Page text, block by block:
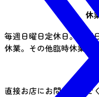
休
毎週日曜日定休日。日曜
休業。その他臨時休業に
直接お店にお問い合わせ